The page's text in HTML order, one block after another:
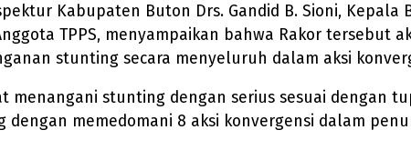
Kabupaten Buton Drs. Gandid B. Sioni,
TPPS, menyampaikan bahwa Rakor
stunting secara menyeluruh dalam aksi
menangani stunting dengan serius sesuai dengan
memedomani 8 aksi konvergensi dalam